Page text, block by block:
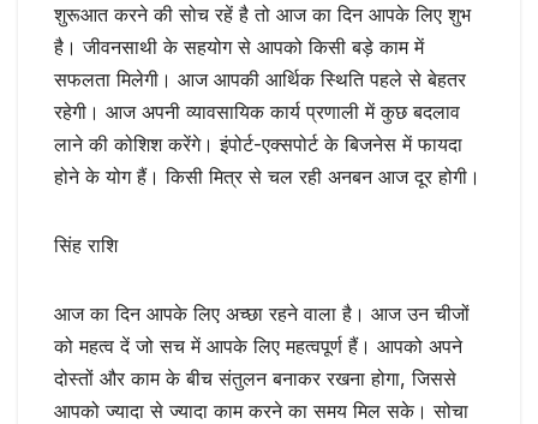
शुरूआत करने की सोच रहें है तो आज का दिन आपके लिए शुभ
है। जीवनसाथी के सहयोग से आपको किसी बड़े काम में
सफलता मिलेगी। आज आपकी आर्थिक स्थिति पहले से बेहतर
रहेगी। आज अपनी व्यावसायिक कार्य प्रणाली में कुछ बदलाव
लाने की कोशिश करेंगे। इंपोर्ट-एक्सपोर्ट के बिजनेस में फायदा
होने के योग हैं। किसी मित्र से चल रही अनबन आज दूर होगी।
सिंह राशि
आज का दिन आपके लिए अच्छा रहने वाला है। आज उन चीजों
को महत्व दें जो सच में आपके लिए महत्वपूर्ण हैं। आपको अपने
दोस्तों और काम के बीच संतुलन बनाकर रखना होगा, जिससे
आपको ज्यादा से ज्यादा काम करने का समय मिल सके। सोचा